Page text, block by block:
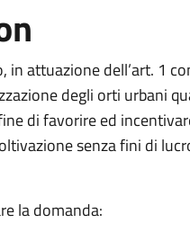
in attuazione dell’art. 1
degli orti urbani
di favorire ed
senza fini di
la domanda: